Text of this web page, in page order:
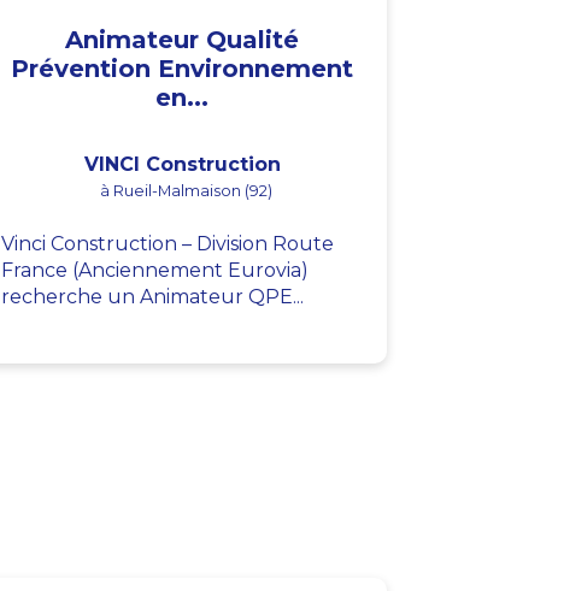
Animateur Qualité
Prévention Environnement
en...
VINCI Construction
à Rueil-Malmaison (92)
Vinci Construction – Division Route
France (Anciennement Eurovia)
recherche un Animateur QPE...